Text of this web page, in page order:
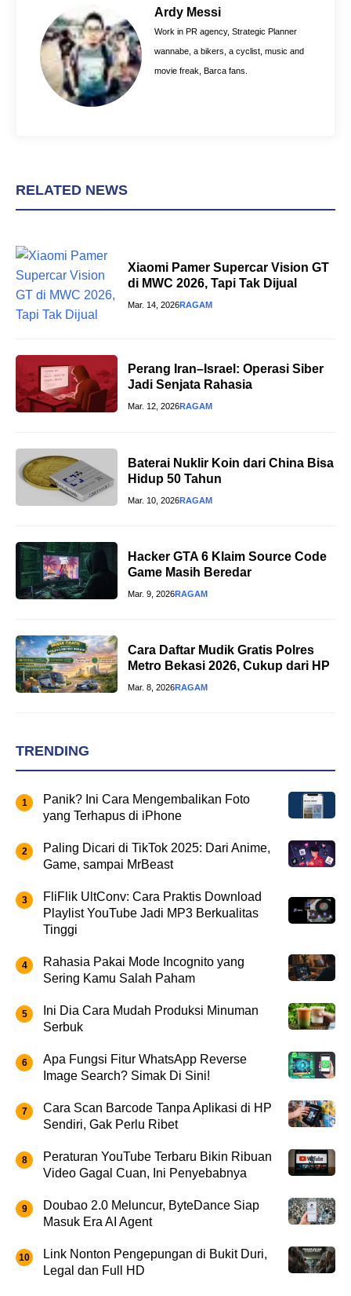
k
r
e
s
p
p
Ardy Messi
Work in PR agency, Strategic Planner
wannabe, a bikers, a cyclist, music and
movie freak, Barca fans.
RELATED NEWS
Xiaomi Pamer Supercar Vision GT
di MWC 2026, Tapi Tak Dijual
Mar. 14, 2026RAGAM
Perang Iran–Israel: Operasi Siber
Jadi Senjata Rahasia
Mar. 12, 2026RAGAM
Baterai Nuklir Koin dari China Bisa
Hidup 50 Tahun
Mar. 10, 2026RAGAM
Hacker GTA 6 Klaim Source Code
Game Masih Beredar
Mar. 9, 2026RAGAM
Cara Daftar Mudik Gratis Polres
Metro Bekasi 2026, Cukup dari HP
Mar. 8, 2026RAGAM
TRENDING
Panik? Ini Cara Mengembalikan Foto
yang Terhapus di iPhone
Paling Dicari di TikTok 2025: Dari Anime,
Game, sampai MrBeast
FliFlik UltConv: Cara Praktis Download
Playlist YouTube Jadi MP3 Berkualitas
Tinggi
Rahasia Pakai Mode Incognito yang
Sering Kamu Salah Paham
Ini Dia Cara Mudah Produksi Minuman
Serbuk
Apa Fungsi Fitur WhatsApp Reverse
Image Search? Simak Di Sini!
Cara Scan Barcode Tanpa Aplikasi di HP
Sendiri, Gak Perlu Ribet
Peraturan YouTube Terbaru Bikin Ribuan
Video Gagal Cuan, Ini Penyebabnya
Doubao 2.0 Meluncur, ByteDance Siap
Masuk Era AI Agent
Link Nonton Pengepungan di Bukit Duri,
Legal dan Full HD